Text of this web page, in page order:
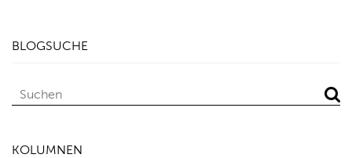
BLOGSUCHE
KOLUMNEN